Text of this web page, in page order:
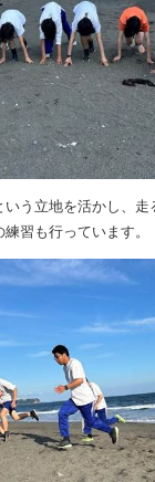
う立地を活かし、
習も行っています。